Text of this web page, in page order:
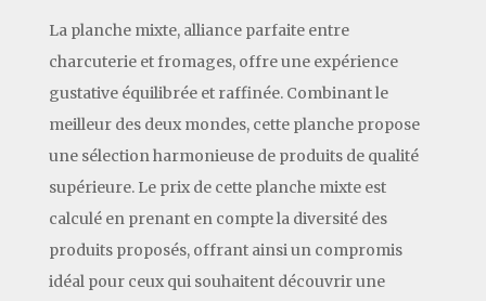
La planche mixte, alliance parfaite entre
charcuterie et fromages, offre une expérience
gustative équilibrée et raffinée. Combinant le
meilleur des deux mondes, cette planche propose
une sélection harmonieuse de produits de qualité
supérieure. Le prix de cette planche mixte est
calculé en prenant en compte la diversité des
produits proposés, offrant ainsi un compromis
idéal pour ceux qui souhaitent découvrir une